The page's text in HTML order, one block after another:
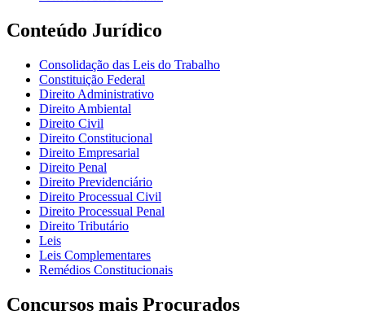
Conteúdo Jurídico
Consolidação das Leis do Trabalho
Constituição Federal
Direito Administrativo
Direito Ambiental
Direito Civil
Direito Constitucional
Direito Empresarial
Direito Penal
Direito Previdenciário
Direito Processual Civil
Direito Processual Penal
Direito Tributário
Leis
Leis Complementares
Remédios Constitucionais
Concursos mais Procurados